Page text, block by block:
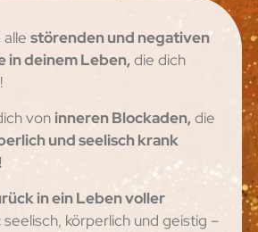
allestörenden und negativen
in deinem Leben,die dich
von inneren Blockaden,die
und seelisch krank
in ein Leben voller
seelisch, körperlich und geistig –